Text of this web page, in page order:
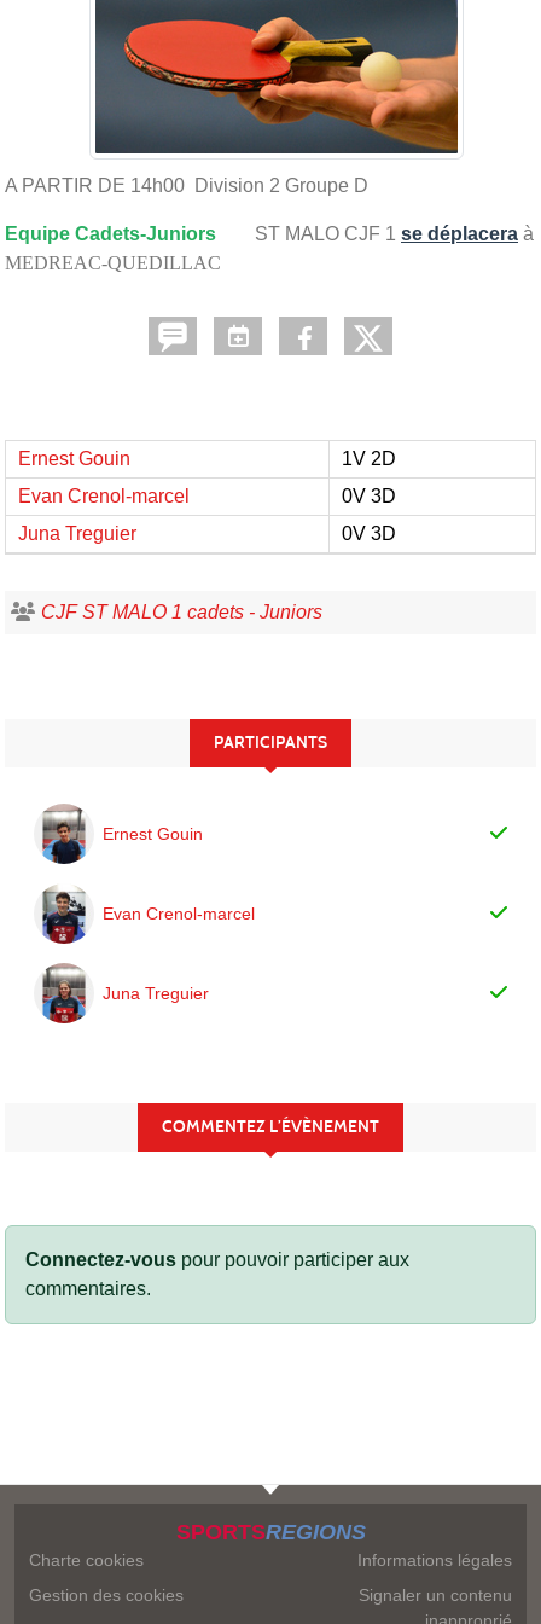
A PARTIR DE 14h00 Division 2 Groupe D
Equipe Cadets-Juniors ST MALO CJF 1 se déplacera à
MEDREAC-QUEDILLAC
Ernest Gouin
1V 2D
Evan Crenol-marcel
0V 3D
Juna Treguier
0V 3D
CJF ST MALO 1 cadets - Juniors
PARTICIPANTS
Ernest Gouin
Evan Crenol-marcel
Juna Treguier
COMMENTEZ L’ÉVÈNEMENT
Connectez-vous pour pouvoir participer aux
commentaires.
SPORTSREGIONS
Charte cookies
Gestion des cookies
Informations légales
Signaler un contenu